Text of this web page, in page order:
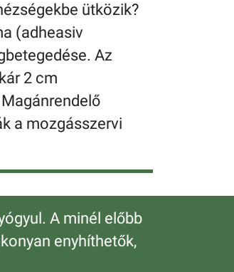
ütközik?
(adheasiv
Az
2 cm
a mozgásszervi
A minél előbb
enyhíthetők,